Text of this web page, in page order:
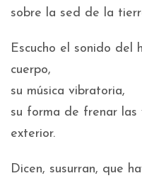
sobre la sed de la
Escucho el sonido del
cuerpo,
su música vibratoria,
su forma de frenar las
exterior.
Dicen, susurran, que